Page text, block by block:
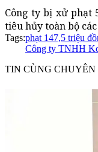
Công ty bị xử phạt
tiêu hủy toàn bộ
Tags:phạt 147,5 triệu
Công ty TNHH
TIN CÙNG CHUYÊN